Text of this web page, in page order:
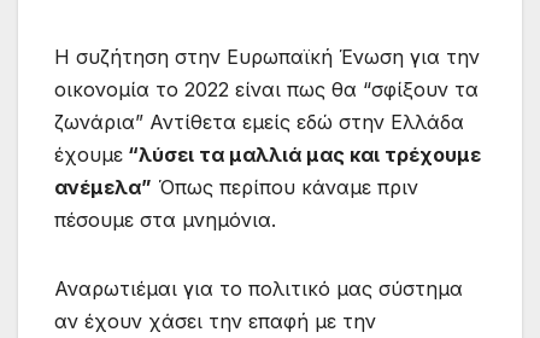
Η συζήτηση στην Ευρωπαϊκή Ένωση για την
οικονομία το 2022 είναι πως θα “σφίξουν τα
ζωνάρια” Αντίθετα εμείς εδώ στην Ελλάδα
έχουμε “λύσει τα μαλλιά μας και τρέχουμε
ανέμελα” Όπως περίπου κάναμε πριν
πέσουμε στα μνημόνια.
Αναρωτιέμαι για το πολιτικό μας σύστημα
αν έχουν χάσει την επαφή με την